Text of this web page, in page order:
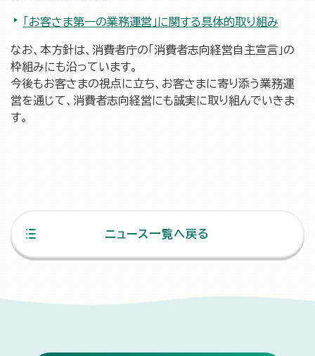
「お客さま第一の業務運営」に関する具体的取り組み
なお、本方針は、消費者庁の「消費者志向経営自主宣言」の
枠組みにも沿っています。
今後もお客さまの視点に立ち、お客さまに寄り添う業務運
営を通じて、消費者志向経営にも誠実に取り組んでいきま
す。
ニュース一覧へ戻る